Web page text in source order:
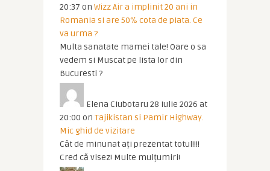
20:37 on Wizz Air a implinit 20 ani in
Romania si are 50% cota de piata. Ce
va urma ?
Multa sanatate mamei tale! Oare o sa
vedem si Muscat pe lista lor din
Bucuresti ?
Elena Ciubotaru 28 iulie 2026 at
20:00 on Tajikistan si Pamir Highway.
Mic ghid de vizitare
Cât de minunat ați prezentat totul!!!!
Cred că visez! Multe mulțumiri!